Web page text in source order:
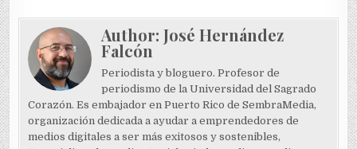
Author:José Hernández
Falcón
Periodista y bloguero. Profesor de
periodismo de la Universidad del Sagrado
Corazón. Es embajador en Puerto Rico de SembraMedia,
organización dedicada a ayudar a emprendedores de
medios digitales a ser más exitosos y sostenibles,